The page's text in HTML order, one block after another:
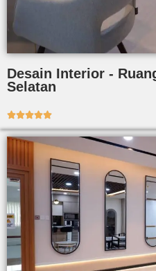
Desain Interior -
Selatan
